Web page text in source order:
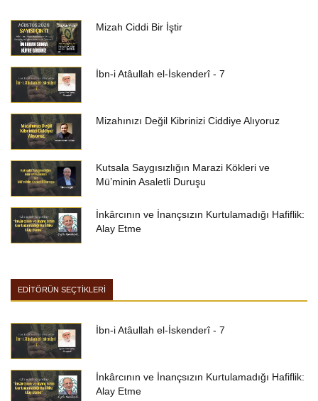
Mizah Ciddi Bir İştir
İbn-i Atâullah el-İskenderî - 7
Mizahınızı Değil Kibrinizi Ciddiye Alıyoruz
Kutsala Saygısızlığın Marazi Kökleri ve
Mü’minin Asaletli Duruşu
İnkârcının ve İnançsızın Kurtulamadığı Hafiflik:
Alay Etme
EDİTÖRÜN SEÇTİKLERİ
İbn-i Atâullah el-İskenderî - 7
İnkârcının ve İnançsızın Kurtulamadığı Hafiflik:
Alay Etme